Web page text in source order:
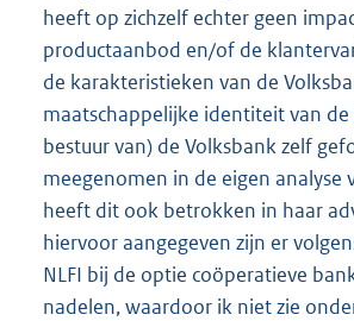
heeft op zichzelf echter geen
productaanbod en/of de
de karakteristieken van de
maatschappelijke identiteit van
bestuur van) de Volksbank zelf
meegenomen in de eigen analyse
heeft dit ook betrokken in haar
hiervoor aangegeven zijn er
NLFI bij de optie coöperatieve
nadelen, waardoor ik niet zie